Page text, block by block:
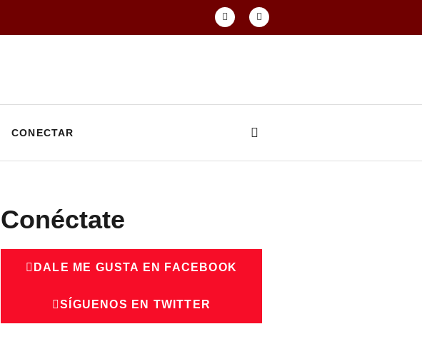
CONECTAR
Conéctate
DALE ME GUSTA EN FACEBOOK
SÍGUENOS EN TWITTER